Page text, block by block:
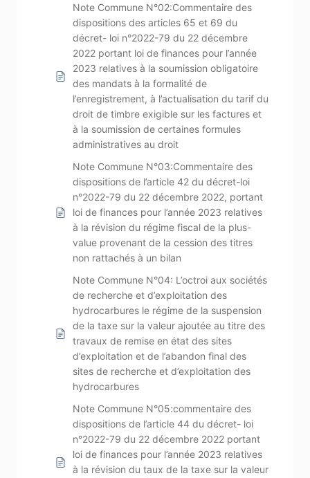
Note Commune N°02:Commentaire des
dispositions des articles 65 et 69 du
décret- loi n°2022-79 du 22 décembre
2022 portant loi de finances pour l’année
2023 relatives à la soumission obligatoire
des mandats à la formalité de
l’enregistrement, à l’actualisation du tarif du
droit de timbre exigible sur les factures et
à la soumission de certaines formules
administratives au droit
Note Commune N°03:Commentaire des
dispositions de l’article 42 du décret-loi
n°2022-79 du 22 décembre 2022, portant
loi de finances pour l’année 2023 relatives
à la révision du régime fiscal de la plus-
value provenant de la cession des titres
non rattachés à un bilan
Note Commune N°04: L’octroi aux sociétés
de recherche et d’exploitation des
hydrocarbures le régime de la suspension
de la taxe sur la valeur ajoutée au titre des
travaux de remise en état des sites
d’exploitation et de l’abandon final des
sites de recherche et d’exploitation des
hydrocarbures
Note Commune N°05:commentaire des
dispositions de l’article 44 du décret- loi
n°2022-79 du 22 décembre 2022 portant
loi de finances pour l’année 2023 relatives
à la révision du taux de la taxe sur la valeur